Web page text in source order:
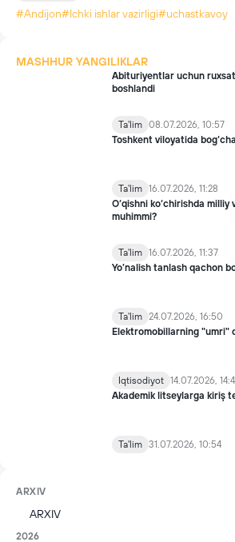
#Andijon#Ichki ishlar vazirligi#uchastkavoy
MASHHUR YANGILIKLAR
Abituriyentlar uchun
boshlandi
Ta'lim 08.07.2026, 10:57
Toshkent viloyatida
Ta'lim 16.07.2026, 11:28
O‘qishni ko‘chirishda
muhimmi?
Ta'lim 16.07.2026, 11:37
Yo’nalish tanlash qachon
Ta'lim 24.07.2026, 16:50
Elektromobillarning "umri"
Iqtisodiyot 14.07.2026,
Akademik litseylarga kiriş
Ta'lim 31.07.2026, 10:54
ARXIV
2026